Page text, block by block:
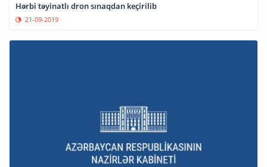
Hərbi təyinatlı dron sınaqdan keçirilib
21-09-2019